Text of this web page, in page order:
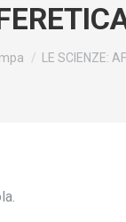
LE SCIENZE: